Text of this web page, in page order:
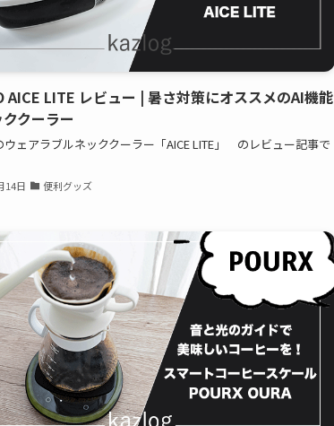
AICE LITE レビュー | 暑さ対策にオススメのAI機能
クーラー
ウェアラブルネッククーラー「AICE LITE」 のレビュー記事で
14日 便利グッズ